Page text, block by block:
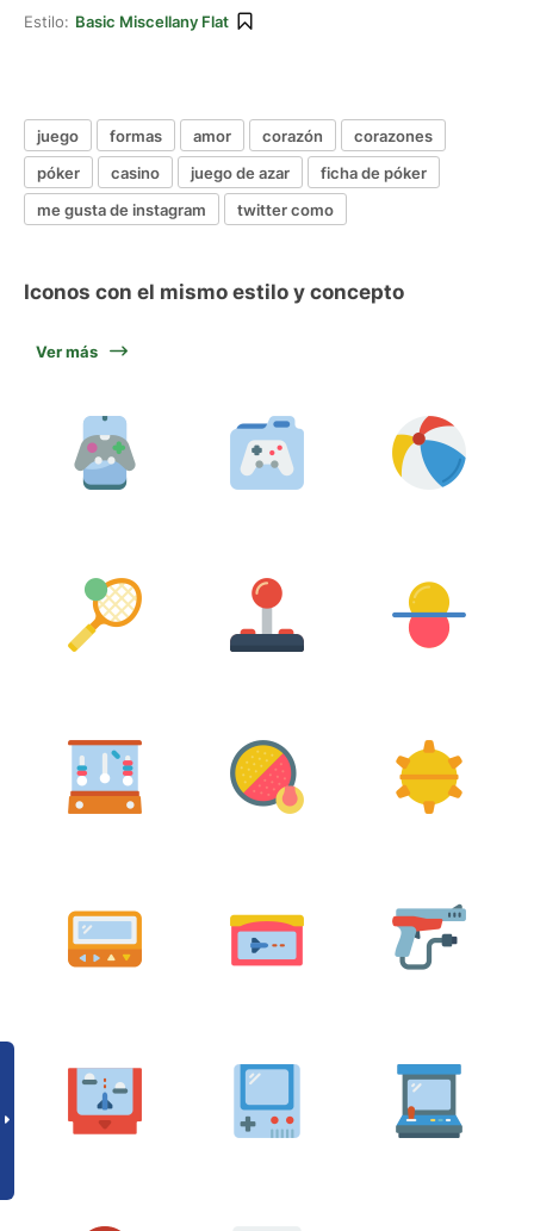
Estilo: Basic Miscellany Flat
juego formas amor corazón
corazones
póker
casino juego de azar
ficha de póker
me gusta de instagram
twitter como
Iconos con el mismo estilo y concepto
Ver más